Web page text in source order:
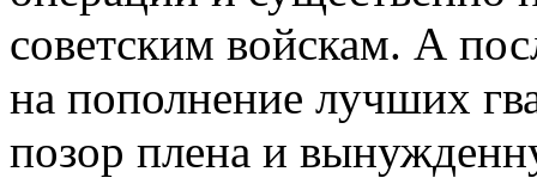
советским войскам. А
на пополнение лучших
позор плена и